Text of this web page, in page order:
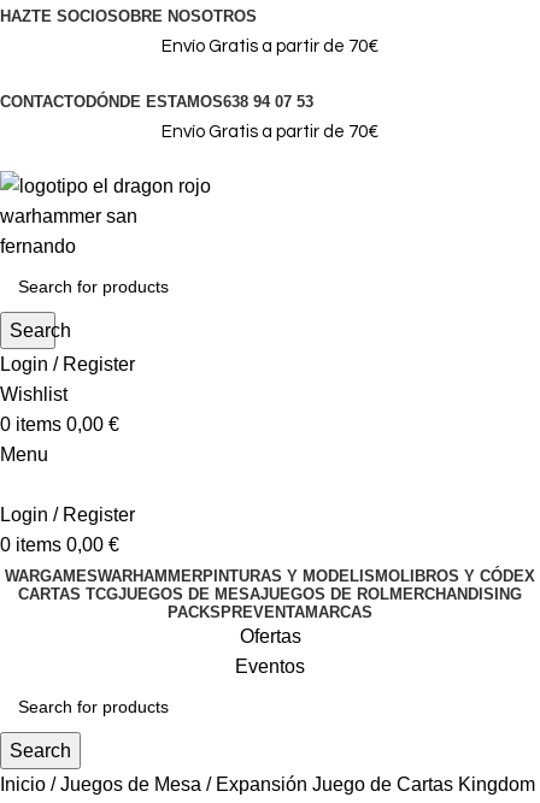
HAZTE SOCIOSOBRE NOSOTROS
Envío Gratis a partir de 70€
CONTACTODÓNDE ESTAMOS638 94 07 53
Envío Gratis a partir de 70€
Search
Login / Register
Wishlist
0 items 0,00 €
Menu
Login / Register
0 items 0,00 €
WARGAMESWARHAMMERPINTURAS Y MODELISMOLIBROS Y CÓDEX
CARTAS TCGJUEGOS DE MESAJUEGOS DE ROLMERCHANDISING
PACKS PREVENTAMARCAS
Ofertas
Eventos
Search
Inicio
Juegos de Mesa
Expansión Juego de Cartas Kingdom